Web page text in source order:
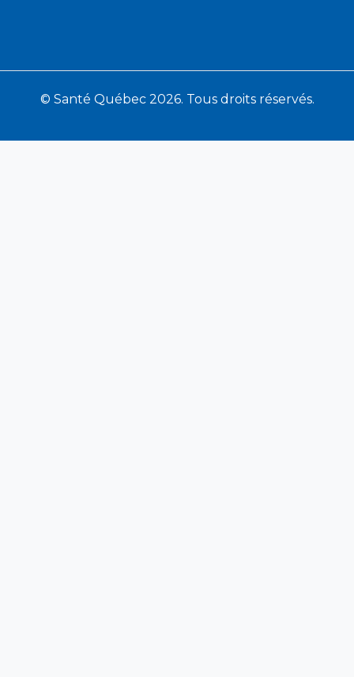
© Santé Québec 2026. Tous droits réservés.